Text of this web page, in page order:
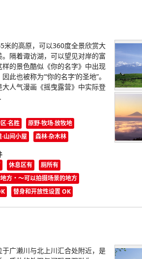
米的高原，可以360度全景欣赏大
。隔着诹访湖，可以望见对岸的富
样的景色酷似《你的名字》中出现
此也被称为“‘你的名字’的圣地”。
大人气漫画《摇曳露营》中实际登
·名胜
原野·牧场·放牧地
·山间小屋
森林·杂木林
休息区有
厕所有
方・〜可以拍摄场景的地方
替身和开放性设置 OK
于广濑川与北上川汇合处附近，是